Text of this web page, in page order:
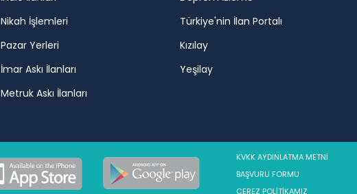
Nikah İşlemleri
Pazar Yerleri
İmar Askı İlanları
Metruk Askı İlanları
Türkiye'nin İlan Portalı
Kızılay
Yeşilay
KVKK AYDINLATMA METNİ
BAŞVURU FORMU
ÇEREZ POLİTİKAMIZ